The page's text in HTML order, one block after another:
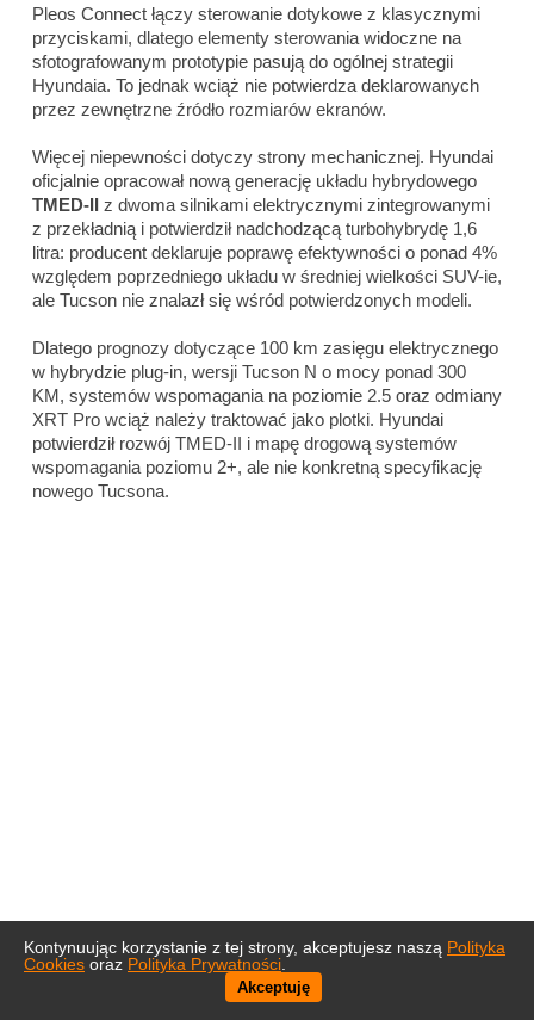
Pleos Connect łączy sterowanie dotykowe z klasycznymi
przyciskami, dlatego elementy sterowania widoczne na
sfotografowanym prototypie pasują do ogólnej strategii
Hyundaia. To jednak wciąż nie potwierdza deklarowanych
przez zewnętrzne źródło rozmiarów ekranów.
Więcej niepewności dotyczy strony mechanicznej. Hyundai
oficjalnie opracował nową generację układu hybrydowego
TMED-II z dwoma silnikami elektrycznymi zintegrowanymi
z przekładnią i potwierdził nadchodzącą turbohybrydę 1,6
litra: producent deklaruje poprawę efektywności o ponad 4%
względem poprzedniego układu w średniej wielkości SUV-ie,
ale Tucson nie znalazł się wśród potwierdzonych modeli.
Dlatego prognozy dotyczące 100 km zasięgu elektrycznego
w hybrydzie plug-in, wersji Tucson N o mocy ponad 300
KM, systemów wspomagania na poziomie 2.5 oraz odmiany
XRT Pro wciąż należy traktować jako plotki. Hyundai
potwierdził rozwój TMED-II i mapę drogową systemów
wspomagania poziomu 2+, ale nie konkretną specyfikację
nowego Tucsona.
Kontynuując korzystanie z tej strony, akceptujesz naszą Polityka
Cookies oraz Polityka Prywatności
Akceptuję